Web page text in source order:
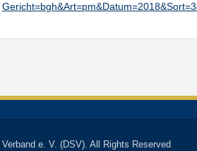
e. V. (DSV). All Rights Reserved